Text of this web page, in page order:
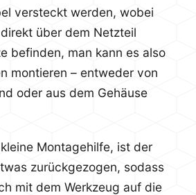
versteckt werden, wobei
über dem Netzteil
befinden, man kann es also
montieren – entweder von
oder aus dem Gehäuse
Montagehilfe, ist der
zurückgezogen, sodass
mit dem Werkzeug auf die